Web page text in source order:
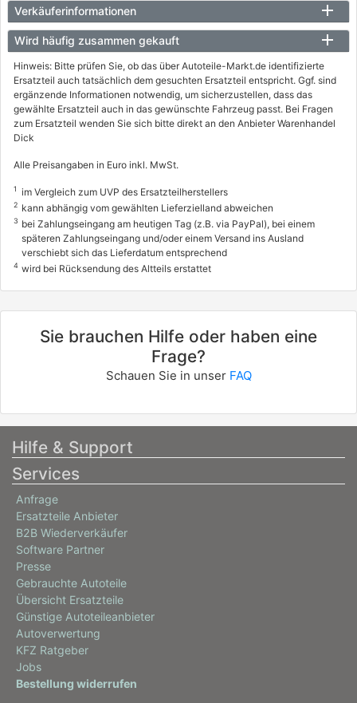
147 (937_)
1.6 16V T.SPARK ECO (937.AXA1A, 937.BXA1A)
77 / 105
01/2001 - 03/2010
4136440, 4136AOO
ALFA ROMEO
2.0 16V T.SPARK (937.AXA1, 937.AXC1, 937.BXC1)
110 / 150
01/2001 - 03/2010
Verkäuferinformationen
Wird häufig zusammen gekauft
Hinweis: Bitte prüfen Sie, ob das über Autoteile-Markt.de identifizierte
Ersatzteil auch tatsächlich dem gesuchten Ersatzteil entspricht. Ggf. sind
ergänzende Informationen notwendig, um sicherzustellen, dass das
gewählte Ersatzteil auch in das gewünschte Fahrzeug passt. Bei Fragen
zum Ersatzteil wenden Sie sich bitte direkt an den Anbieter Warenhandel
Dick
Alle Preisangaben in Euro inkl. MwSt.
1 im Vergleich zum UVP des Ersatzteilherstellers
2 kann abhängig vom gewählten Lieferzielland abweichen
3 bei Zahlungseingang am heutigen Tag (z.B. via PayPal), bei einem
späteren Zahlungseingang und/oder einem Versand ins Ausland
verschiebt sich das Lieferdatum entsprechend
4 wird bei Rücksendung des Altteils erstattet
Sie brauchen Hilfe oder haben eine
Frage?
Schauen Sie in unser FAQ
Hilfe & Support
Services
Anfrage
Ersatzteile Anbieter
B2B Wiederverkäufer
Software Partner
Presse
Gebrauchte Autoteile
Übersicht Ersatzteile
Günstige Autoteileanbieter
Autoverwertung
KFZ Ratgeber
Jobs
Bestellung widerrufen